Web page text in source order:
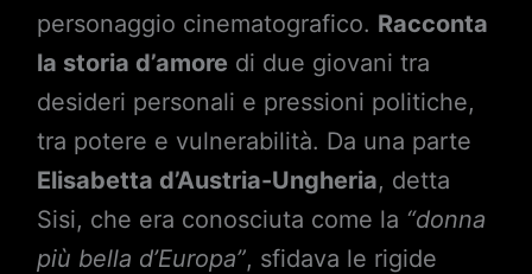
personaggio cinematografico. Racconta
la storia d’amore di due giovani tra
desideri personali e pressioni politiche,
tra potere e vulnerabilità. Da una parte
Elisabetta d’Austria-Ungheria, detta
Sisi, che era conosciuta come la “donna
più bella d’Europa”, sfidava le rigide